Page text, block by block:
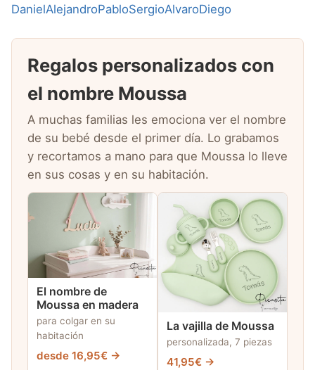
DanielAlejandroPabloSergioAlvaroDiego
Regalos personalizados con
el nombre Moussa
A muchas familias les emociona ver el nombre
de su bebé desde el primer día. Lo grabamos
y recortamos a mano para que Moussa lo lleve
en sus cosas y en su habitación.
El nombre de
Moussa en madera
para colgar en su
habitación
desde 16,95€ →
La vajilla de Moussa
personalizada, 7 piezas
41,95€ →